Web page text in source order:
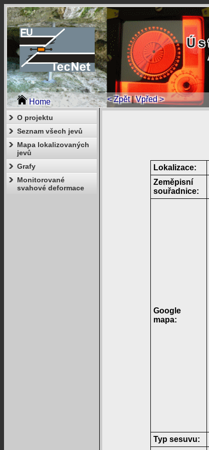
Home < Zpět|Vpřed >
O projektu
Seznam všech jevů
Mapa lokalizovaných
jevů
Grafy
Monitorované
svahové deformace
Lokalizace:
Zeměpisní
souřadnice:
Google
mapa:
Typ sesuvu: